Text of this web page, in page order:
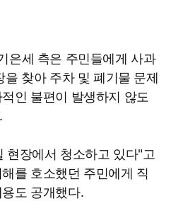
은세 측은 주민들에게 사과
찾아 주차 및 폐기물 문제
인 불편이 발생하지 않도
현장에서 청소하고 있다"고
를 호소했던 주민에게 직
도 공개했다.